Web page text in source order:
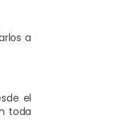
a
el
toda